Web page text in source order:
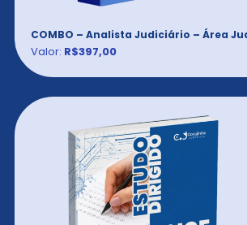
COMBO – Analista Judiciário – Área
Valor: R$397,00